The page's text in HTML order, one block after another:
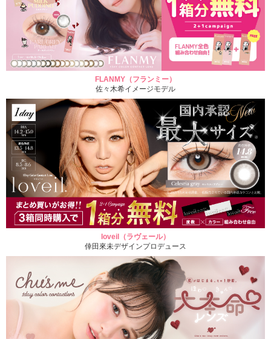
FLANMY（フランミー）
佐々木希イメージモデル
loveil（ラヴェール）
倖田來未デザインプロデュース